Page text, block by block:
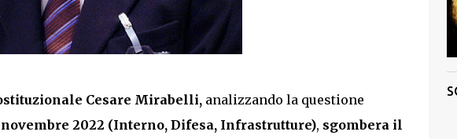
Cesare Mirabelli, analizzando la questione
2022 (Interno, Difesa, Infrastrutture), sgombera il